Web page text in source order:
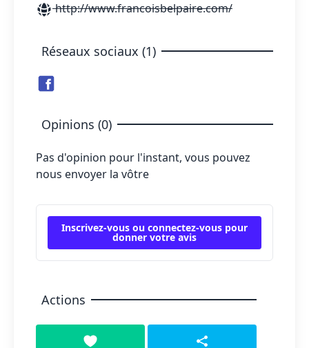
http://www.francoisbelpaire.com/
Réseaux sociaux (1)
Opinions (0)
Pas d'opinion pour l'instant, vous pouvez
nous envoyer la vôtre
Inscrivez-vous ou connectez-vous pour
donner votre avis
Actions